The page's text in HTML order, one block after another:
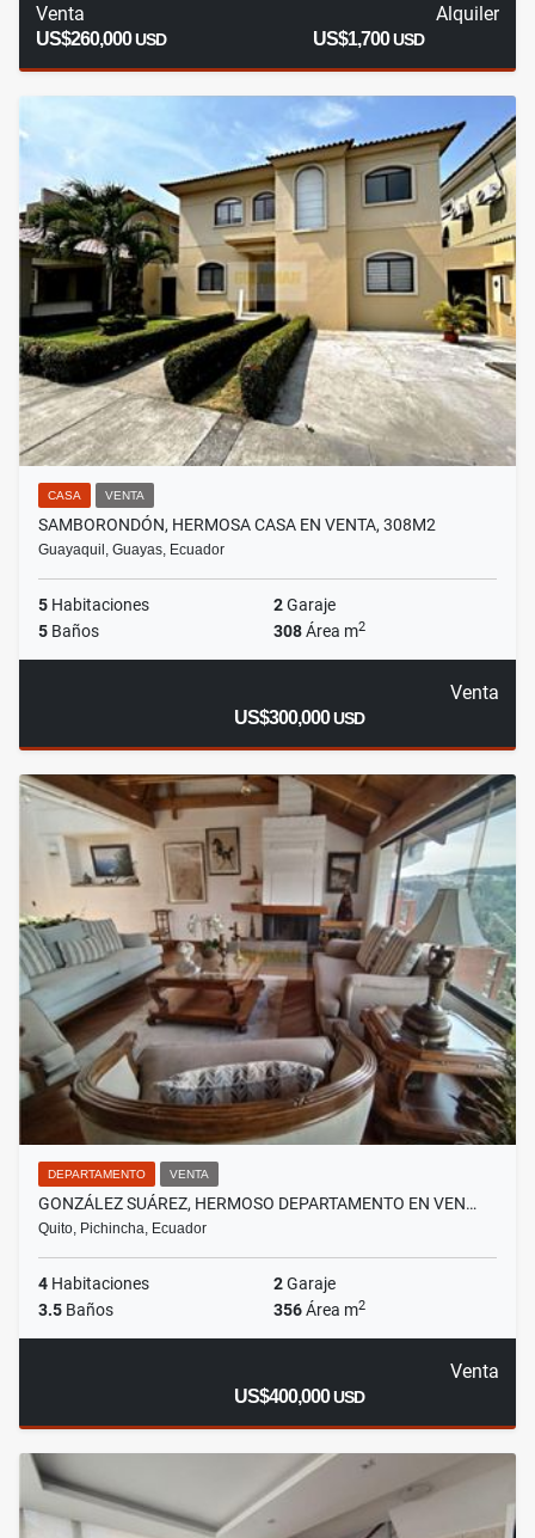
Venta
US$260,000USD
Alquiler
US$1,700USD
CASA VENTA
SAMBORONDÓN, HERMOSA CASA EN VENTA, 308M2
Guayaquil, Guayas, Ecuador
5 Habitaciones 2Garaje
5 Baños 308Área m2
Venta
US$300,000USD
DEPARTAMENTO VENTA
GONZÁLEZ SUÁREZ, HERMOSO DEPARTAMENTO EN VEN…
Quito, Pichincha, Ecuador
4 Habitaciones 2Garaje
3.5 Baños 356Área m2
Venta
US$400,000USD